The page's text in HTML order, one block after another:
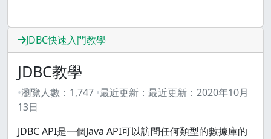
JDBC快速入門教學
JDBC教學
瀏覽人數： 1,747 最近更新： 最近更新： 2020年10月
13日
JDBC API是一個Java API可以訪問任何類型的數據庫的